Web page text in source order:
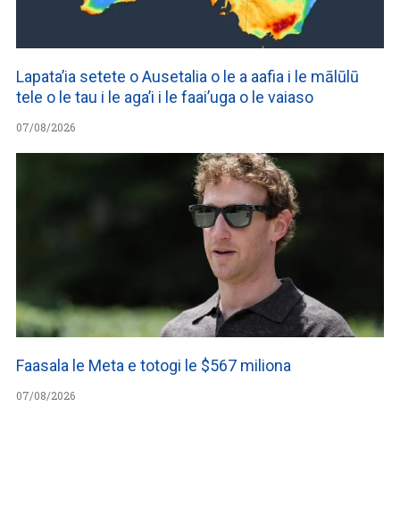
Lapata’ia setete o Ausetalia o le a aafia i le mālūlū
tele o le tau i le aga’i i le faai’uga o le vaiaso
07/08/2026
Faasala le Meta e totogi le $567 miliona
07/08/2026